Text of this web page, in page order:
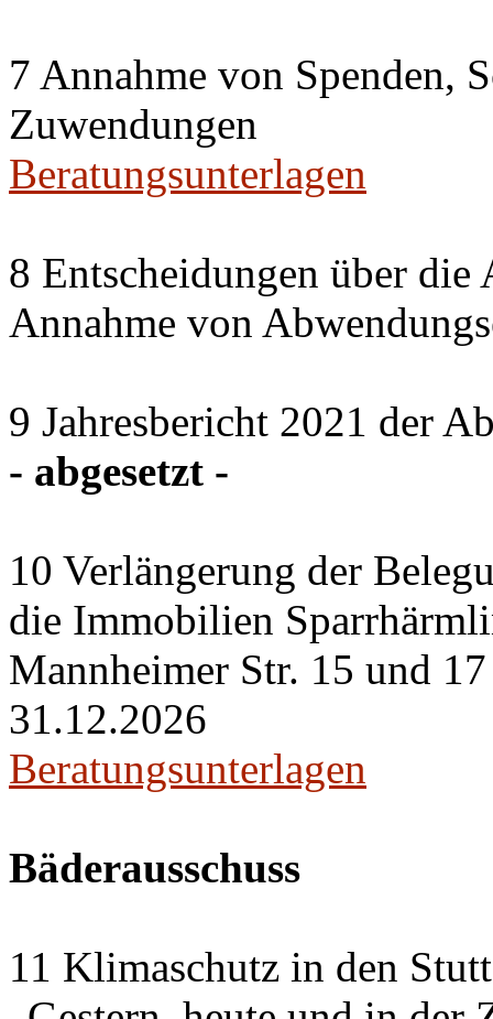
7 Annahme von Spenden,
Zuwendungen
Beratungsunterlagen
8 Entscheidungen über
Annahme von
9 Jahresbericht 2021 der
- abgesetzt -
10 Verlängerung der
die Immobilien
Mannheimer Str. 15 und
31.12.2026
Beratungsunterlagen
Bäderausschuss
11 Klimaschutz in den